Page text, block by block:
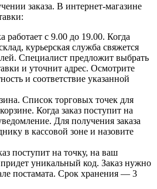
заказа. В интернет-магазине
работает с 9.00 до 19.00. Когда
курьерская служба свяжется
Специалист предложит выбрать
и уточнит адрес. Осмотрите
и соответствие указанной
Список торговых точек для
Когда заказ поступит на
Для получения заказа
в кассовой зоне и назовите
поступит на точку, на ваш
уникальный код. Заказ нужно
постамата. Срок хранения — 3